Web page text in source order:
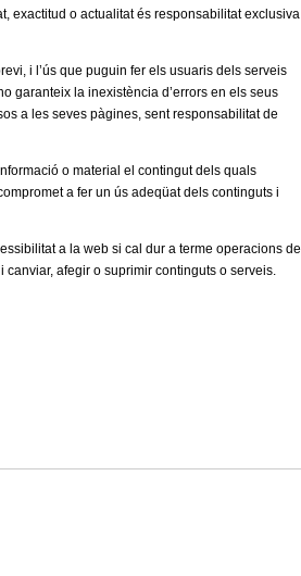
exactitud o actualitat és responsabilitat exclusiva
i l’ús que puguin fer els usuaris dels serveis
garanteix la inexistència d’errors en els seus
a les seves pàgines, sent responsabilitat de
o material el contingut dels quals
a fer un ús adeqüat dels continguts i
a la web si cal dur a terme operacions de
afegir o suprimir continguts o serveis.